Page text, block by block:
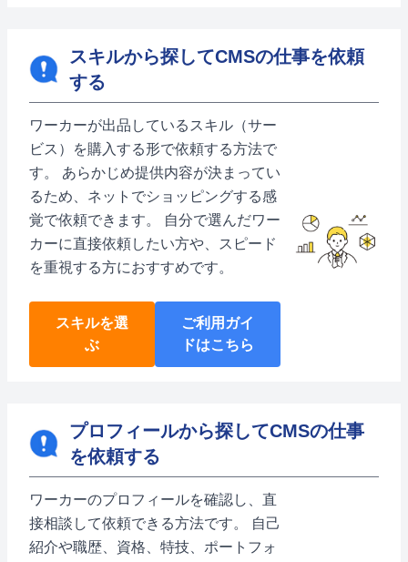
スキルから探してCMSの仕事を依頼
する
ワーカーが出品しているスキル（サー
ビス）を購入する形で依頼する方法で
す。 あらかじめ提供内容が決まってい
るため、ネットでショッピングする感
覚で依頼できます。 自分で選んだワー
カーに直接依頼したい方や、スピード
を重視する方におすすめです。
スキルを選
ぶ
ご利用ガイ
ドはこちら
プロフィールから探してCMSの仕事
を依頼する
ワーカーのプロフィールを確認し、直
接相談して依頼できる方法です。 自己
紹介や職歴、資格、特技、ポートフォ